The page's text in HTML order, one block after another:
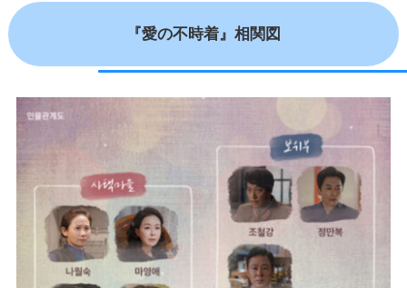
『愛の不時着』相関図